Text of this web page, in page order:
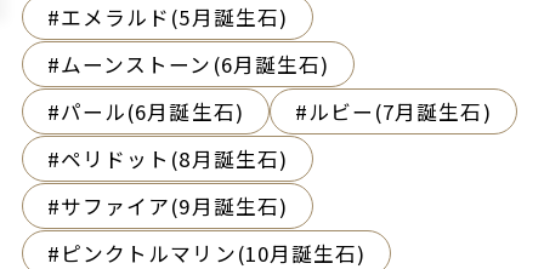
エメラルド(5月誕生石)
ムーンストーン(6月誕生石)
パール(6月誕生石)
ルビー(7月誕生石)
ペリドット(8月誕生石)
サファイア(9月誕生石)
ピンクトルマリン(10月誕生石)